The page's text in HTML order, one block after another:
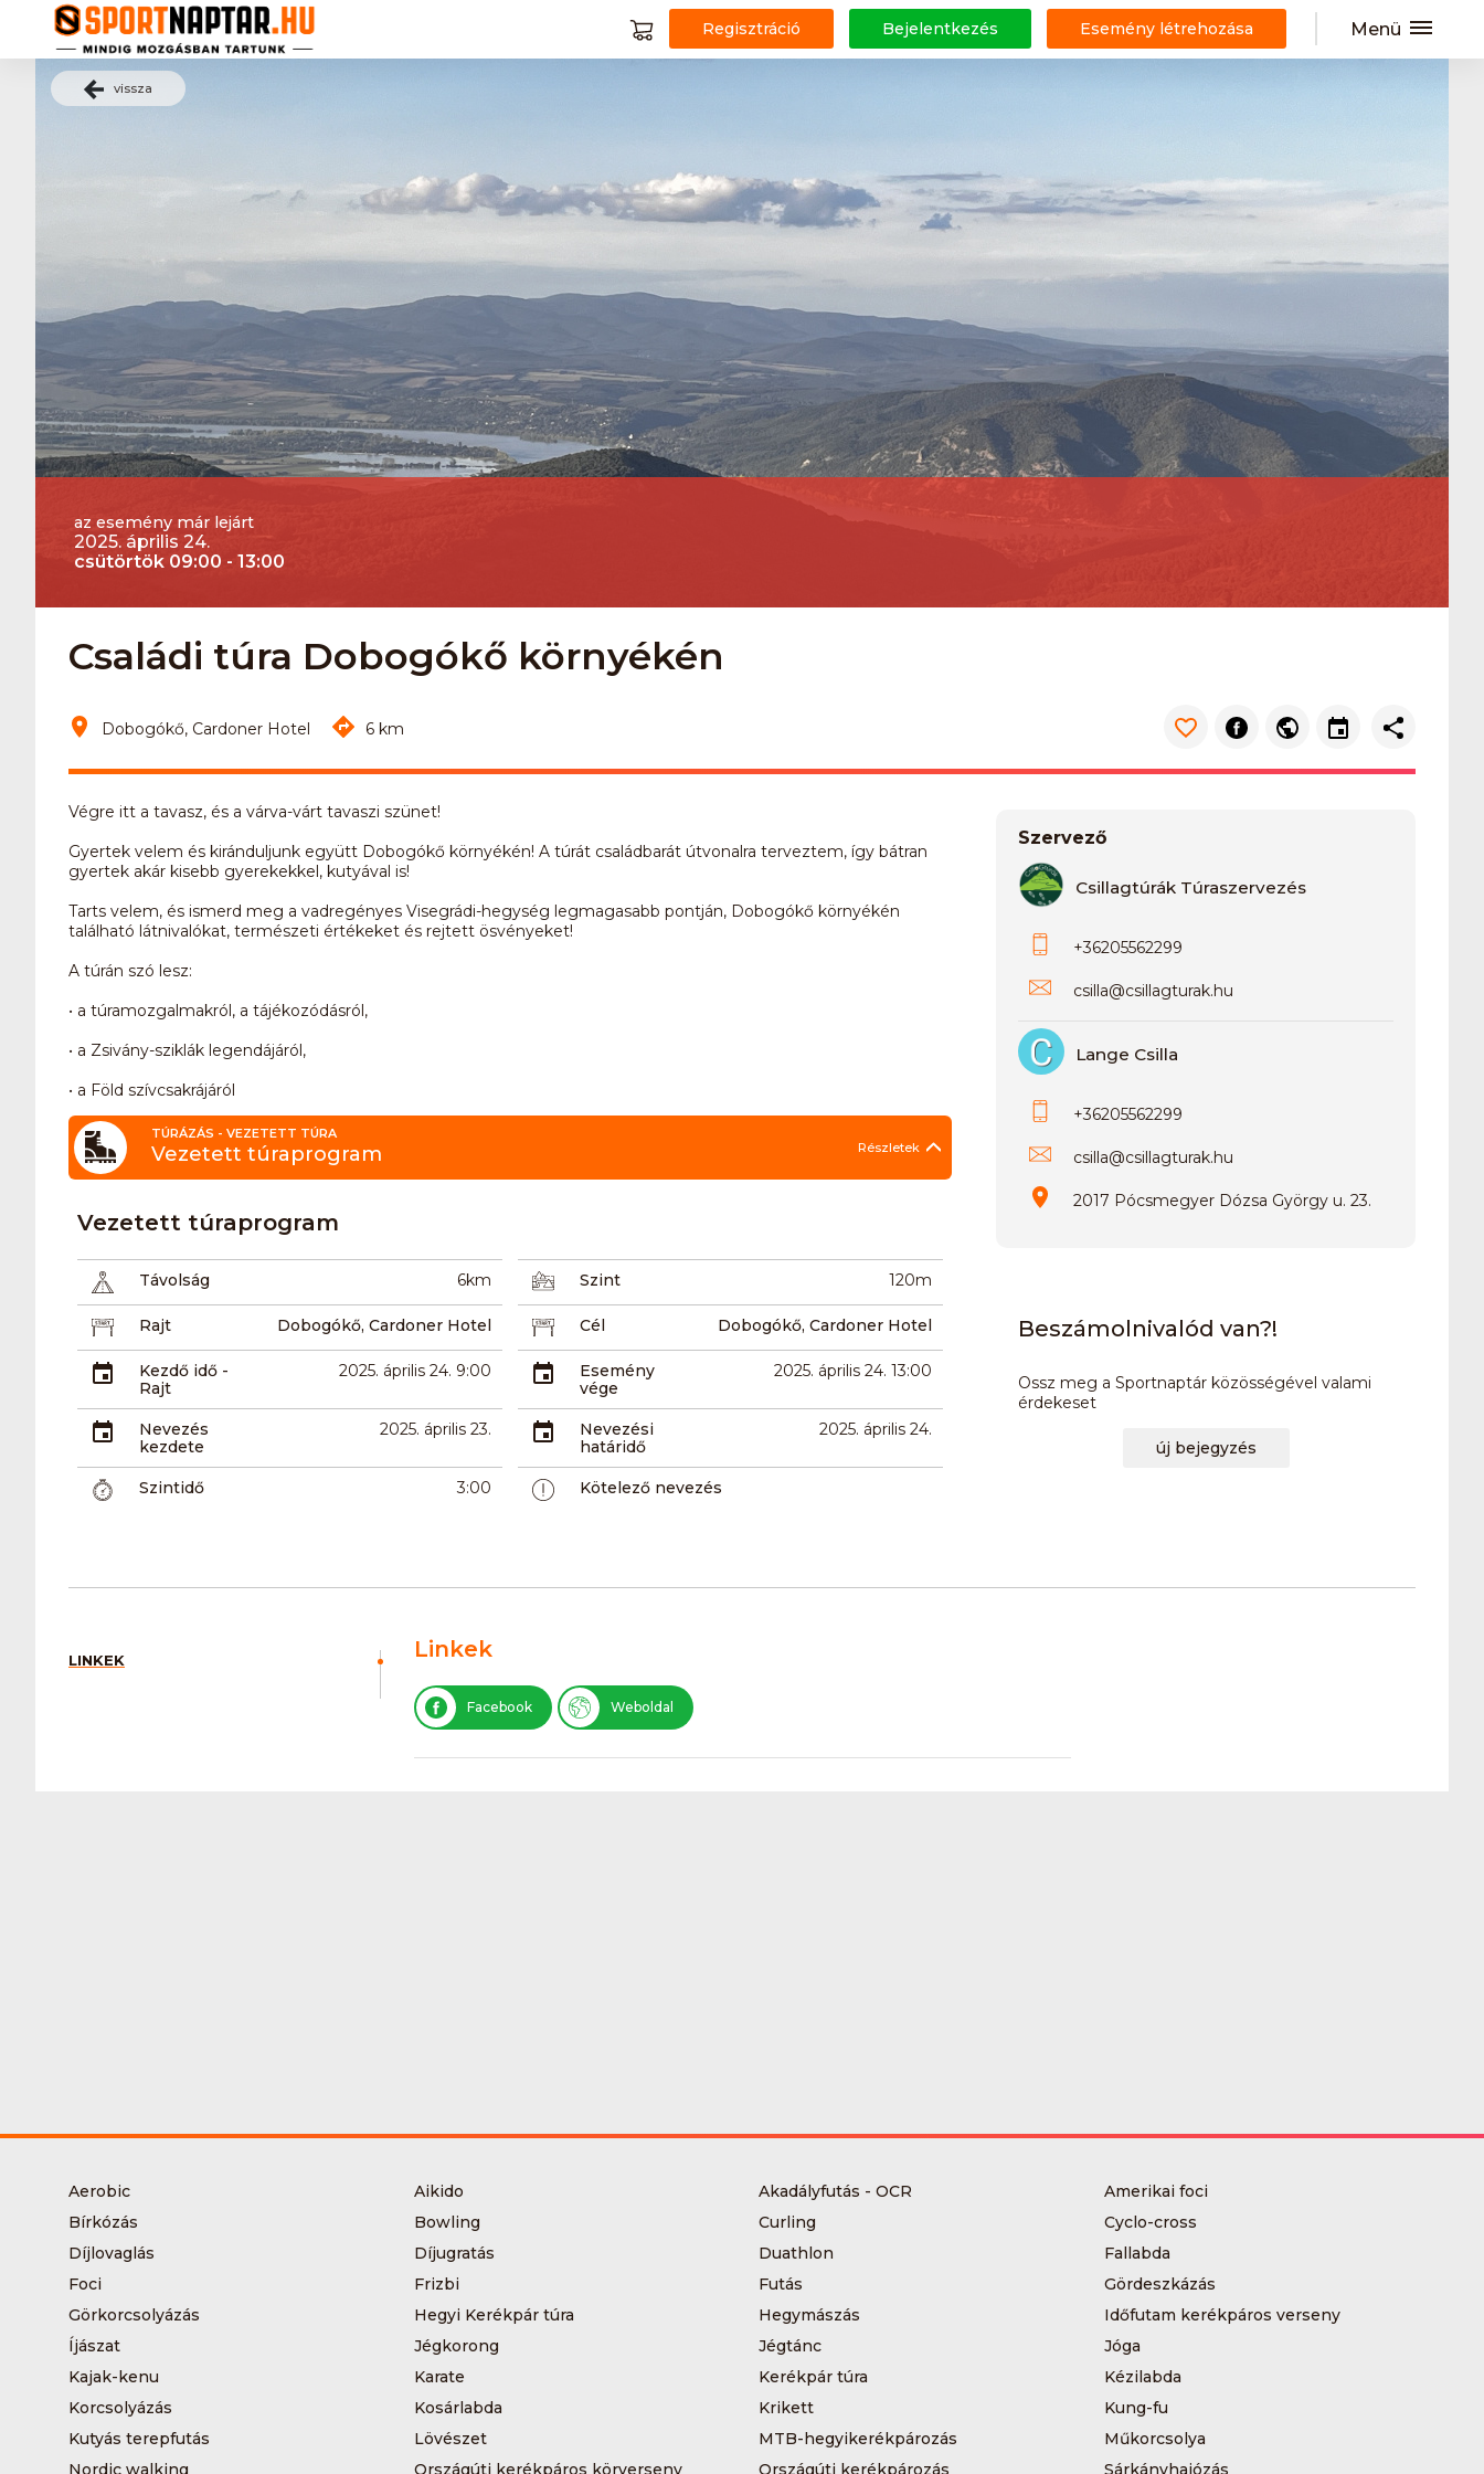
Regisztráció Bejelentkezés Esemény létrehozása Menü
vissza
az esemény már lejárt
2025. április 24.
csütörtök 09:00 - 13:00
Családi túra Dobogókő környékén
Dobogókő, Cardoner Hotel 6 km
Végre itt a tavasz, és a várva-várt tavaszi szünet!
Gyertek velem és kiránduljunk együtt Dobogókő környékén! A túrát családbarát útvonalra terveztem, így bátran
gyertek akár kisebb gyerekekkel, kutyával is!
Tarts velem, és ismerd meg a vadregényes Visegrádi-hegység legmagasabb pontján, Dobogókő környékén
található látnivalókat, természeti értékeket és rejtett ösvényeket!
A túrán szó lesz:
• a túramozgalmakról, a tájékozódásról,
• a Zsivány-sziklák legendájáról,
• a Föld szívcsakrájáról
TÚRÁZÁS - VEZETETT TÚRA
Vezetett túraprogram Részletek
Vezetett túraprogram
Távolság 6km Szint 120m
Rajt Dobogókő, Cardoner Hotel Cél Dobogókő, Cardoner Hotel
Kezdő idő -
Rajt
2025. április 24. 9:00
Esemény
vége
2025. április 24. 13:00
Nevezés
kezdete
2025. április 23.
Nevezési
határidő
2025. április 24.
Szintidő 3:00 Kötelező nevezés
Szervező
Csillagtúrák Túraszervezés
+36205562299
csilla@csillagturak.hu
Lange Csilla
+36205562299
csilla@csillagturak.hu
2017 Pócsmegyer Dózsa György u. 23.
Beszámolnivalód van?!
Ossz meg a Sportnaptár közösségével valami
érdekeset
új bejegyzés
LINKEK Linkek
Facebook Weboldal
Aerobic Aikido Akadályfutás - OCR
Amerikai foci
Bírkózás
Bowling Curling
Cyclo-cross
Díjlovaglás
Díjugratás Duathlon
Fallabda
Foci
Frizbi Futás
Gördeszkázás
Görkorcsolyázás
Hegyi Kerékpár túra Hegymászás
Időfutam kerékpáros verseny
Íjászat
Jégkorong Jégtánc
Jóga
Kajak-kenu
Karate Kerékpár túra
Kézilabda
Korcsolyázás
Kosárlabda Krikett
Kung-fu
Kutyás terepfutás
Lövészet MTB-hegyikerékpározás
Műkorcsolya
Nordic walking
Országúti kerékpáros körverseny Országúti kerékpározás Sárkányhajózás